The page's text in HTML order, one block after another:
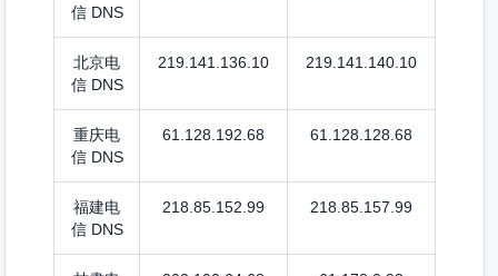
信 DNS
北京电
信 DNS
219.141.136.10 219.141.140.10
重庆电
信 DNS
61.128.192.68 61.128.128.68
福建电
信 DNS
218.85.152.99 218.85.157.99